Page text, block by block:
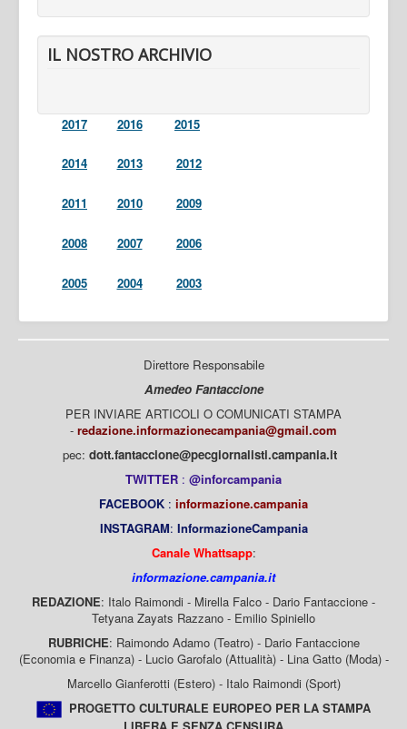
IL NOSTRO ARCHIVIO
2017 2016 2015
2014 2013 2012
2011 2010 2009
2008 2007 2006
2005 2004 2003
Direttore Responsabile
Amedeo Fantaccione
PER INVIARE ARTICOLI O COMUNICATI STAMPA
- redazione.informazionecampania@gmail.com
pec: dott.fantaccione@pecgiornalisti.campania.it
TWITTER : @inforcampania
FACEBOOK : informazione.campania
INSTAGRAM: InformazioneCampania
Canale Whattsapp:
informazione.campania.it
REDAZIONE: Italo Raimondi - Mirella Falco - Dario Fantaccione -
Tetyana Zayats Razzano - Emilio Spiniello
RUBRICHE: Raimondo Adamo (Teatro) - Dario Fantaccione
(Economia e Finanza) - Lucio Garofalo (Attualità) - Lina Gatto (Moda) -
Marcello Gianferotti (Estero) - Italo Raimondi (Sport)
PROGETTO CULTURALE EUROPEO PER LA STAMPA
LIBERA E SENZA CENSURA